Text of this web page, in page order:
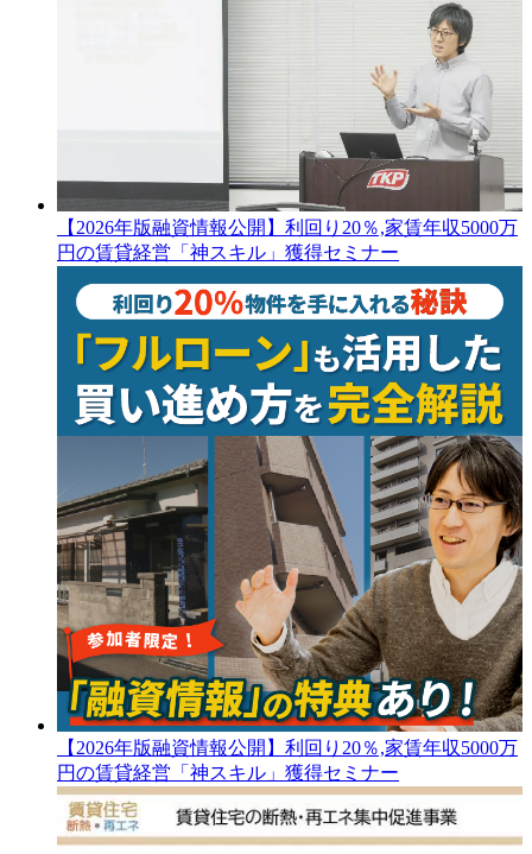
【2026年版融資情報公開】利回り20％,家賃年収5000万
円の賃貸経営「神スキル」獲得セミナー
【2026年版融資情報公開】利回り20％,家賃年収5000万
円の賃貸経営「神スキル」獲得セミナー